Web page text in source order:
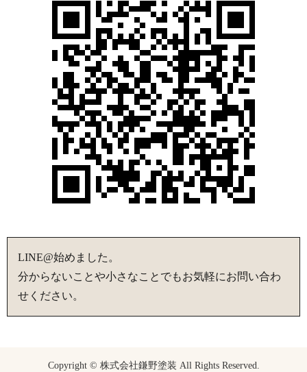
LINE@始めました。
分からないことや小さなことでもお気軽にお問い合わ
せください。
Copyright © 株式会社鎌野塗装 All Rights Reserved.